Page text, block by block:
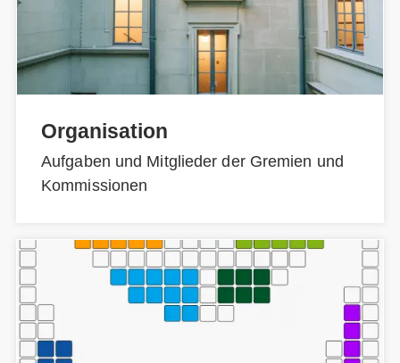
Organisation
Aufgaben und Mitglieder der Gremien und
Kommissionen